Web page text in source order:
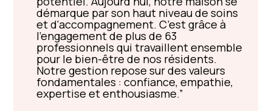
démarque par son haut niveau de soins
et d'accompagnement. C’est grâce à
l'engagement de plus de 63
professionnels qui travaillent ensemble
pour le bien-être de nos résidents.
Notre gestion repose sur des valeurs
fondamentales : confiance, empathie,
expertise et enthousiasme.